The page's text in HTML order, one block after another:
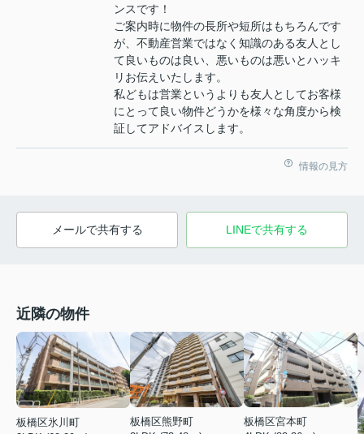
ンスです！
ご案内時に物件の長所や短所はもちろんです
が、不動産営業ではなく知識のある友人とし
て良いものは良い、悪いものは悪いとハッキ
リお伝えいたします。
私どもは営業というよりも友人としてお客様
にとって良い物件どうかを様々な角度から検
証してアドバイスします。
情報の見方
メールで共有する LINEで共有する
近隣の物件
板橋区氷川町
板橋区熊野町
板橋区宮本町